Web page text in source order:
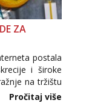
ZA
postala
i široke
na tržištu
nepouzdane
podrijetla. ...
Pročitaj više